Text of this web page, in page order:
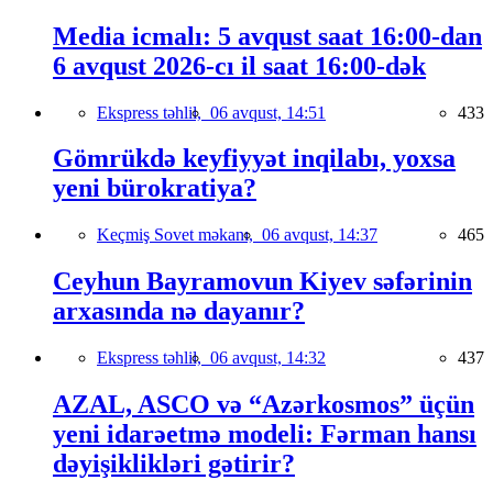
Media icmalı: 5 avqust saat 16:00-dan
6 avqust 2026-cı il saat 16:00-dək
Ekspress təhlil, 06 avqust, 14:51 433
Gömrükdə keyfiyyət inqilabı, yoxsa
yeni bürokratiya?
Keçmiş Sovet məkanı, 06 avqust, 14:37 465
Ceyhun Bayramovun Kiyev səfərinin
arxasında nə dayanır?
Ekspress təhlil, 06 avqust, 14:32 437
AZAL, ASCO və “Azərkosmos” üçün
yeni idarəetmə modeli: Fərman hansı
dəyişiklikləri gətirir?